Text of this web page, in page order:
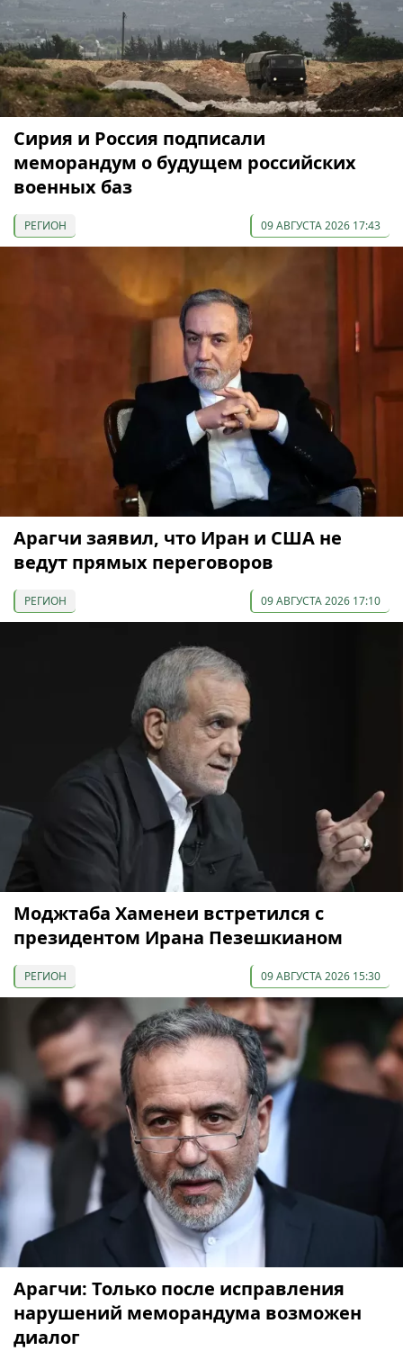
Сирия и Россия подписали
меморандум о будущем российских
военных баз
РЕГИОН 09 АВГУСТА 2026 17:43
Арагчи заявил, что Иран и США не
ведут прямых переговоров
РЕГИОН 09 АВГУСТА 2026 17:10
Моджтаба Хаменеи встретился с
президентом Ирана Пезешкианом
РЕГИОН 09 АВГУСТА 2026 15:30
Арагчи: Только после исправления
нарушений меморандума возможен
диалог